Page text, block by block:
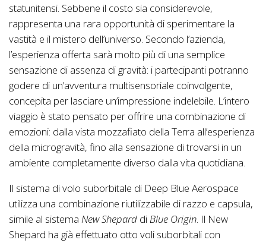
statunitensi. Sebbene il costo sia considerevole,
rappresenta una rara opportunità di sperimentare la
vastità e il mistero dell’universo. Secondo l’azienda,
l’esperienza offerta sarà molto più di una semplice
sensazione di assenza di gravità: i partecipanti potranno
godere di un’avventura multisensoriale coinvolgente,
concepita per lasciare un’impressione indelebile. L’intero
viaggio è stato pensato per offrire una combinazione di
emozioni: dalla vista mozzafiato della Terra all’esperienza
della microgravità, fino alla sensazione di trovarsi in un
ambiente completamente diverso dalla vita quotidiana.
Il sistema di volo suborbitale di Deep Blue Aerospace
utilizza una combinazione riutilizzabile di razzo e capsula,
simile al sistema New Shepard di Blue Origin . Il New
Shepard ha già effettuato otto voli suborbitali con